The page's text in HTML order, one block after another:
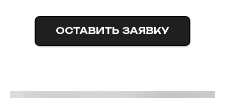
ОСТАВИТЬ ЗАЯВКУ